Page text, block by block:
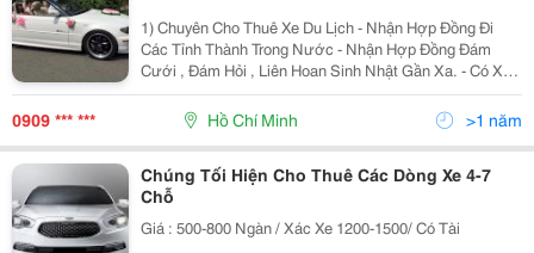
1) Chuyên Cho Thuê Xe Du Lịch - Nhận Hợp Đồng Đi
Các Tỉnh Thành Trong Nước - Nhận Hợp Đồng Đám
Cưới , Đám Hỏi , Liên Hoan Sinh Nhật Gần Xa. - Có Xe
Hoa Đời Mới - Nhận Đưa Đón Sân Bay - Hợp Đồng Công
Ty Dài Hạn Va Ngắn Hạn - Tài Xế Nhiệt Tình Vui Vẻ ,
0909 *** *** Hồ Chí Minh >1 năm
Chúng Tối Hiện Cho Thuê Các Dòng Xe 4-7
Chỗ
Giá : 500-800 Ngàn / Xác Xe 1200-1500/ Có Tài